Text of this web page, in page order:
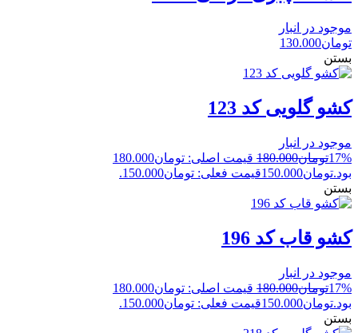
موجود در انبار
تومان130.000
بستن
کشو گلویی کد 123
موجود در انبار
17%تومان180.000
قیمت اصلی: تومان180.000
بود.تومان150.000قیمت فعلی: تومان150.000.
بستن
کشو قاب کد 196
موجود در انبار
17%تومان180.000
قیمت اصلی: تومان180.000
بود.تومان150.000قیمت فعلی: تومان150.000.
بستن